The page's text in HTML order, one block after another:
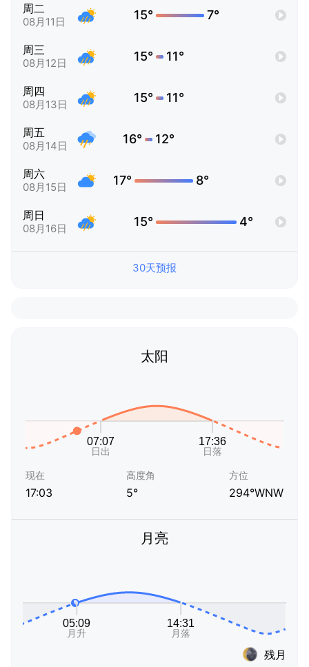
周二
08月11日 15° 7°
周三
08月12日 15° 11°
周四
08月13日 15° 11°
周五
08月14日 16° 12°
周六
08月15日 17° 8°
周日
08月16日 15° 4°
30天预报
太阳
现在
17:03
高度角
5°
方位
294°WNW
月亮
残月